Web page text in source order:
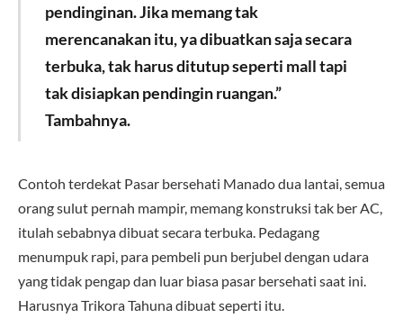
pendinginan. Jika memang tak
merencanakan itu, ya dibuatkan saja secara
terbuka, tak harus ditutup seperti mall tapi
tak disiapkan pendingin ruangan.”
Tambahnya.
Contoh terdekat Pasar bersehati Manado dua lantai, semua
orang sulut pernah mampir, memang konstruksi tak ber AC,
itulah sebabnya dibuat secara terbuka. Pedagang
menumpuk rapi, para pembeli pun berjubel dengan udara
yang tidak pengap dan luar biasa pasar bersehati saat ini.
Harusnya Trikora Tahuna dibuat seperti itu.